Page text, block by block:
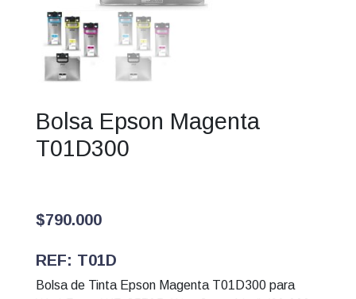
Bolsa Epson Magenta
T01D300
$790.000
REF: T01D
Bolsa de Tinta Epson Magenta T01D300 para